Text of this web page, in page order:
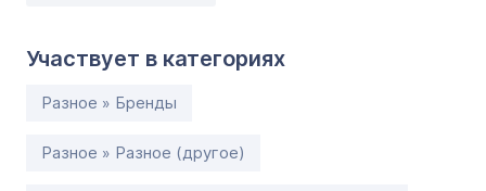
Участвует в категориях
Разное » Бренды
Разное » Разное (другое)